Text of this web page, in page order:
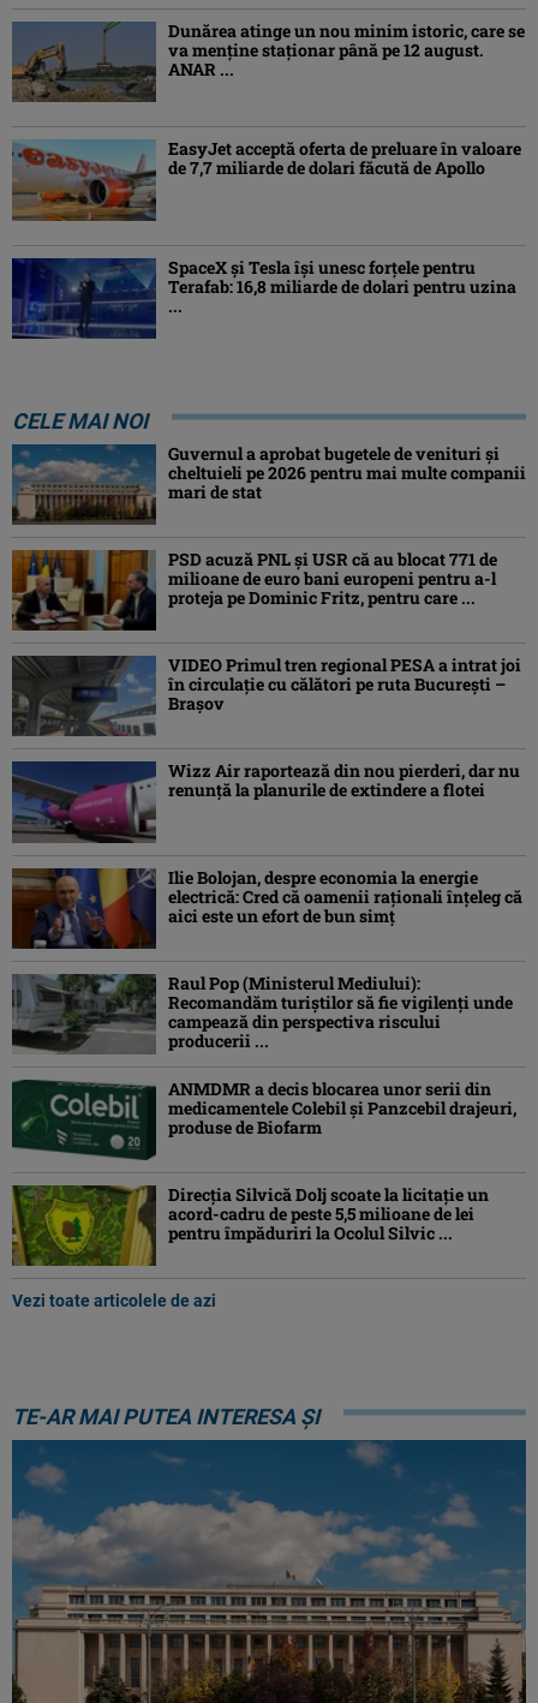
Dunărea atinge un nou minim istoric, care se
va menține staționar până pe 12 august.
ANAR ...
EasyJet acceptă oferta de preluare în valoare
de 7,7 miliarde de dolari făcută de Apollo
SpaceX și Tesla își unesc forțele pentru
Terafab: 16,8 miliarde de dolari pentru uzina
...
CELE MAI NOI
Guvernul a aprobat bugetele de venituri și
cheltuieli pe 2026 pentru mai multe companii
mari de stat
PSD acuză PNL și USR că au blocat 771 de
milioane de euro bani europeni pentru a-l
proteja pe Dominic Fritz, pentru care ...
VIDEO Primul tren regional PESA a intrat joi
în circulație cu călători pe ruta București –
Brașov
Wizz Air raportează din nou pierderi, dar nu
renunță la planurile de extindere a flotei
Ilie Bolojan, despre economia la energie
electrică: Cred că oamenii raţionali înţeleg că
aici este un efort de bun simţ
Raul Pop (Ministerul Mediului):
Recomandăm turiştilor să fie vigilenţi unde
campează din perspectiva riscului
producerii ...
ANMDMR a decis blocarea unor serii din
medicamentele Colebil și Panzcebil drajeuri,
produse de Biofarm
Direcția Silvică Dolj scoate la licitație un
acord-cadru de peste 5,5 milioane de lei
pentru împăduriri la Ocolul Silvic ...
Vezi toate articolele de azi
TE-AR MAI PUTEA INTERESA ȘI